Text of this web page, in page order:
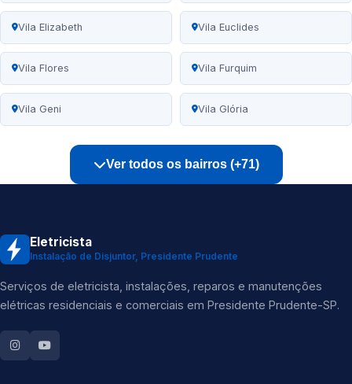
Vila Elizabeth Vila Euclides
Vila Flores Vila Furquim
Vila Geni Vila Glória
Ver todos os bairros (+71)
Eletricista
Instalação de Disjuntor, Presidente Prudente
Serviços de eletricista, instalações, reparos e manutenções
elétricas residenciais e comerciais em Presidente Prudente-SP.